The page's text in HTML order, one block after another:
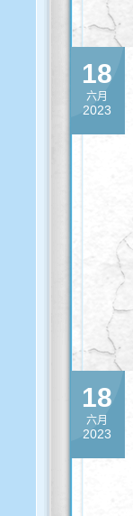
18
六月
2023
18
六月
2023